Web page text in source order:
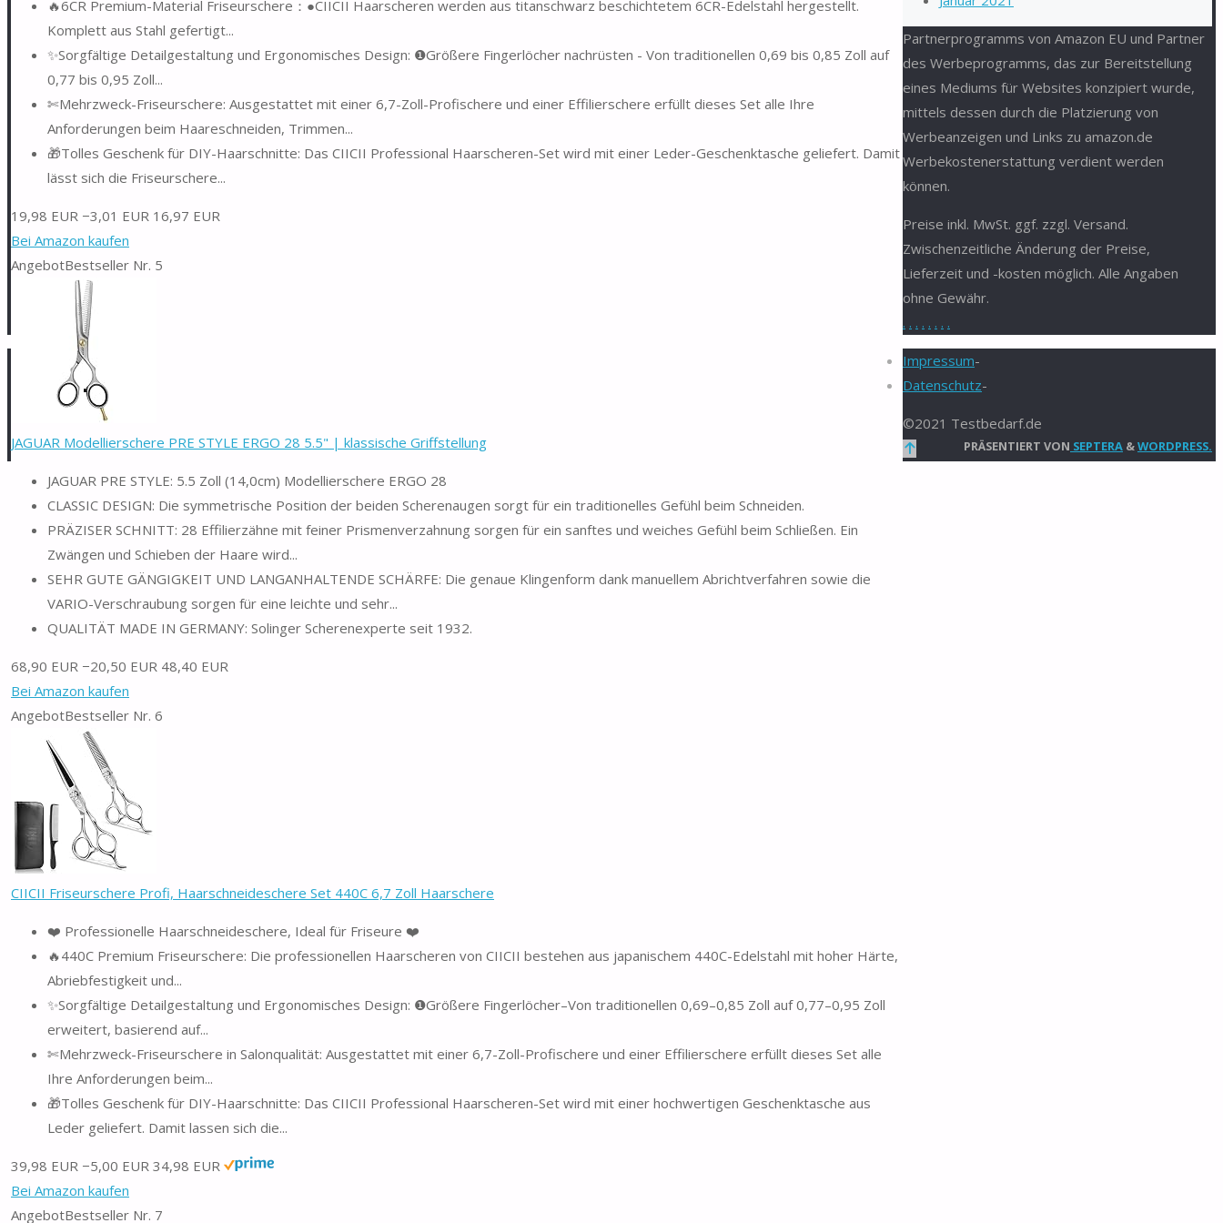
🔥6CR Premium-Material Friseurschere：●CIICII Haarscheren werden aus titanschwarz beschichtetem 6CR-Edelstahl hergestellt.
Komplett aus Stahl gefertigt...
✨Sorgfältige Detailgestaltung und Ergonomisches Design: ❶Größere Fingerlöcher nachrüsten - Von traditionellen 0,69 bis 0,85 Zoll auf
0,77 bis 0,95 Zoll...
✄Mehrzweck-Friseurschere: Ausgestattet mit einer 6,7-Zoll-Profischere und einer Effilierschere erfüllt dieses Set alle Ihre
Anforderungen beim Haareschneiden, Trimmen...
🎁Tolles Geschenk für DIY-Haarschnitte: Das CIICII Professional Haarscheren-Set wird mit einer Leder-Geschenktasche geliefert. Damit
lässt sich die Friseurschere...
19,98 EUR −3,01 EUR 16,97 EUR
Bei Amazon kaufen
AngebotBestseller Nr. 5
JAGUAR Modellierschere PRE STYLE ERGO 28 5.5" | klassische Griffstellung
JAGUAR PRE STYLE: 5.5 Zoll (14,0cm) Modellierschere ERGO 28
CLASSIC DESIGN: Die symmetrische Position der beiden Scherenaugen sorgt für ein traditionelles Gefühl beim Schneiden.
PRÄZISER SCHNITT: 28 Effilierzähne mit feiner Prismenverzahnung sorgen für ein sanftes und weiches Gefühl beim Schließen. Ein
Zwängen und Schieben der Haare wird...
SEHR GUTE GÄNGIGKEIT UND LANGANHALTENDE SCHÄRFE: Die genaue Klingenform dank manuellem Abrichtverfahren sowie die
VARIO-Verschraubung sorgen für eine leichte und sehr...
QUALITÄT MADE IN GERMANY: Solinger Scherenexperte seit 1932.
68,90 EUR −20,50 EUR 48,40 EUR
Bei Amazon kaufen
AngebotBestseller Nr. 6
CIICII Friseurschere Profi, Haarschneideschere Set 440C 6,7 Zoll Haarschere
❤️ Professionelle Haarschneideschere, Ideal für Friseure ❤️
🔥440C Premium Friseurschere: Die professionellen Haarscheren von CIICII bestehen aus japanischem 440C-Edelstahl mit hoher Härte,
Abriebfestigkeit und...
✨Sorgfältige Detailgestaltung und Ergonomisches Design: ❶Größere Fingerlöcher–Von traditionellen 0,69–0,85 Zoll auf 0,77–0,95 Zoll
erweitert, basierend auf...
✄Mehrzweck-Friseurschere in Salonqualität: Ausgestattet mit einer 6,7-Zoll-Profischere und einer Effilierschere erfüllt dieses Set alle
Ihre Anforderungen beim...
🎁Tolles Geschenk für DIY-Haarschnitte: Das CIICII Professional Haarscheren-Set wird mit einer hochwertigen Geschenktasche aus
Leder geliefert. Damit lassen sich die...
39,98 EUR −5,00 EUR 34,98 EUR
Bei Amazon kaufen
AngebotBestseller Nr. 7
Partnerprogramms von Amazon EU und Partner
des Werbeprogramms, das zur Bereitstellung
eines Mediums für Websites konzipiert wurde,
mittels dessen durch die Platzierung von
Werbeanzeigen und Links zu amazon.de
Werbekostenerstattung verdient werden
können.
Preise inkl. MwSt. ggf. zzgl. Versand.
Zwischenzeitliche Änderung der Preise,
Lieferzeit und -kosten möglich. Alle Angaben
ohne Gewähr.
. . . . . . . .
Impressum-
Datenschutz-
©2021 Testbedarf.de
PRÄSENTIERT VON SEPTERA &WORDPRESS.
Zurück